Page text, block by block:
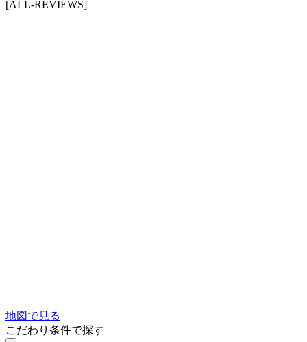
[ALL-REVIEWS]
地図で見る
こだわり条件で探す